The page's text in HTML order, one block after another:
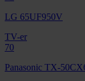
LG 65UF950V
TV-er
70
Panasonic TX-